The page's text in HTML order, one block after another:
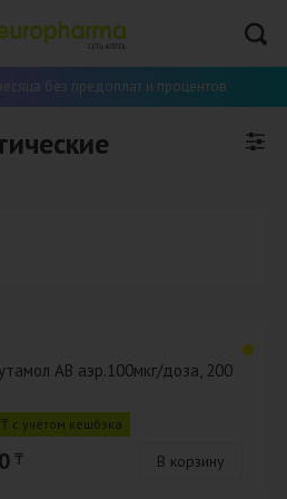
без предоплат и процентов
АВ аэр.100мкг/доза, 200
с учётом кешбэка
₸ В корзину